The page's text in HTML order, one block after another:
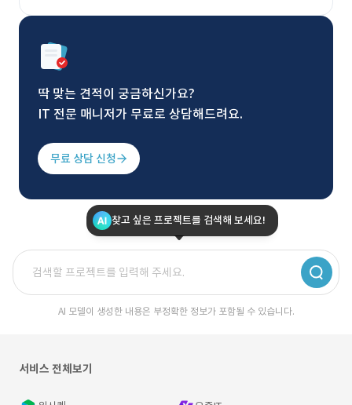
딱 맞는 견적이 궁금하신가요?
IT 전문 매니저가 무료로 상담해드려요.
무료 상담 신청
찾고 싶은 프로젝트를 검색해 보세요!
AI 모델이 생성한 내용은 부정확한 정보가 포함될 수 있습니다.
서비스 전체보기